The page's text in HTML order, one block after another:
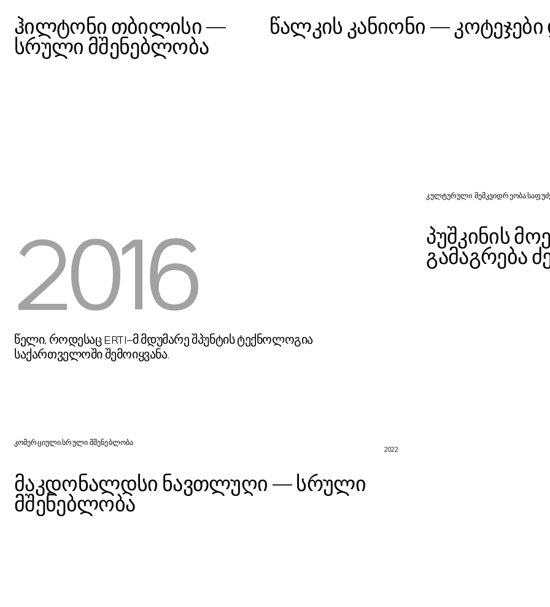
ჰილტონი თბილისი —
სრული მშენებლობა
წალკის კანიონი —
2016
წელი, როდესაც ERTI-მ მდუმარე შპუნტის ტექნოლოგია
საქართველოში შემოიყვანა.
პუშკინის მოედანი —
პუშკინის
გამაგრება
კულტურული მემკვიდრეობა
მაკდონალდსი ნავთლუღი — სრული მშენებლობა
მაკდონალდსი ნავთლუღი — სრული
მშენებლობა
კომერციულისრული მშენებლობა
2022